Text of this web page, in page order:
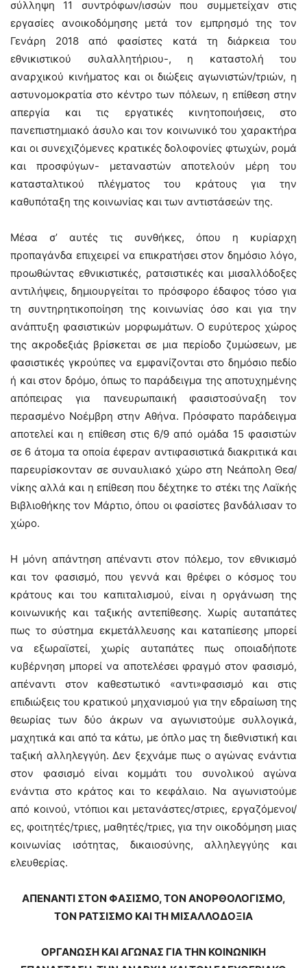
σύλληψη 11 συντρόφων/ισσών που συμμετείχαν στις
εργασίες ανοικοδόμησης μετά τον εμπρησμό της τον
Γενάρη 2018 από φασίστες κατά τη διάρκεια του
εθνικιστικού συλαλλητήριου-, η καταστολή του
αναρχικού κινήματος και οι διώξεις αγωνιστών/τριών, η
αστυνομοκρατία στο κέντρο των πόλεων, η επίθεση στην
απεργία και τις εργατικές κινητοποιήσεις, στο
πανεπιστημιακό άσυλο και τον κοινωνικό του χαρακτήρα
και οι συνεχιζόμενες κρατικές δολοφονίες φτωχών, ρομά
και προσφύγων- μεταναστών αποτελούν μέρη του
κατασταλτικού πλέγματος του κράτους για την
καθυπόταξη της κοινωνίας και των αντιστάσεών της.
Μέσα σ’ αυτές τις συνθήκες, όπου η κυρίαρχη
προπαγάνδα επιχειρεί να επικρατήσει στον δημόσιο λόγο,
προωθώντας εθνικιστικές, ρατσιστικές και μισαλλόδοξες
αντιλήψεις, δημιουργείται το πρόσφορο έδαφος τόσο για
τη συντηρητικοποίηση της κοινωνίας όσο και για την
ανάπτυξη φασιστικών μορφωμάτων. Ο ευρύτερος χώρος
της ακροδεξιάς βρίσκεται σε μια περίοδο ζυμώσεων, με
φασιστικές γκρούπες να εμφανίζονται στο δημόσιο πεδίο
ή και στον δρόμο, όπως το παράδειγμα της αποτυχημένης
απόπειρας για πανευρωπαική φασιστοσύναξη τον
περασμένο Νοέμβρη στην Αθήνα. Πρόσφατο παράδειγμα
αποτελεί και η επίθεση στις 6/9 από ομάδα 15 φασιστών
σε 6 άτομα τα οποία έφεραν αντιφασιστικά διακριτικά και
παρευρίσκονταν σε συναυλιακό χώρο στη Νεάπολη Θεσ/
νίκης αλλά και η επίθεση που δέχτηκε το στέκι της Λαϊκής
Βιβλιοθήκης τον Μάρτιο, όπου οι φασίστες βανδάλισαν το
χώρο.
Η μόνη απάντηση απέναντι στον πόλεμο, τον εθνικισμό
και τον φασισμό, που γεννά και θρέφει ο κόσμος του
κράτους και του καπιταλισμού, είναι η οργάνωση της
κοινωνικής και ταξικής αντεπίθεσης. Χωρίς αυταπάτες
πως το σύστημα εκμετάλλευσης και καταπίεσης μπορεί
να εξωραϊστεί, χωρίς αυταπάτες πως οποιαδήποτε
κυβέρνηση μπορεί να αποτελέσει φραγμό στον φασισμό,
απέναντι στον καθεστωτικό «αντι»φασισμό και στις
επιδιώξεις του κρατικού μηχανισμού για την εδραίωση της
θεωρίας των δύο άκρων να αγωνιστούμε συλλογικά,
μαχητικά και από τα κάτω, με όπλο μας τη διεθνιστική και
ταξική αλληλεγγύη. Δεν ξεχνάμε πως ο αγώνας ενάντια
στον φασισμό είναι κομμάτι του συνολικού αγώνα
ενάντια στο κράτος και το κεφάλαιο. Να αγωνιστούμε
από κοινού, ντόπιοι και μετανάστες/στριες, εργαζόμενοι/
ες, φοιτητές/τριες, μαθητές/τριες, για την οικοδόμηση μιας
κοινωνίας ισότητας, δικαιοσύνης, αλληλεγγύης και
ελευθερίας.
ΑΠΕΝΑΝΤΙ ΣΤΟΝ ΦΑΣΙΣΜΟ, ΤΟΝ ΑΝΟΡΘΟΛΟΓΙΣΜΟ,
ΤΟΝ ΡΑΤΣΙΣΜΟ ΚΑΙ ΤΗ ΜΙΣΑΛΛΟΔΟΞΙΑ
ΟΡΓΑΝΩΣΗ ΚΑΙ ΑΓΩΝΑΣ ΓΙΑ ΤΗΝ ΚΟΙΝΩΝΙΚΗ